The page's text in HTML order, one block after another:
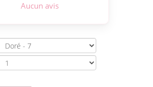
Aucun avis